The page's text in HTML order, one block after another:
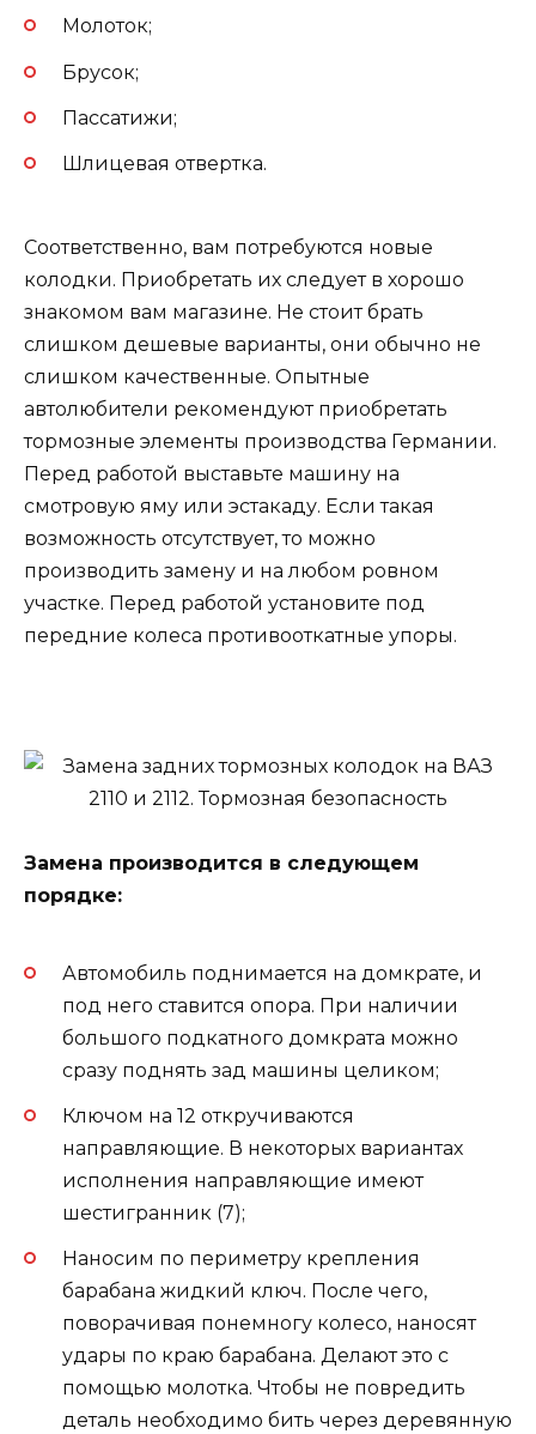
Молоток;
Брусок;
Пассатижи;
Шлицевая отвертка.
Соответственно, вам потребуются новые
колодки. Приобретать их следует в хорошо
знакомом вам магазине. Не стоит брать
слишком дешевые варианты, они обычно не
слишком качественные. Опытные
автолюбители рекомендуют приобретать
тормозные элементы производства Германии.
Перед работой выставьте машину на
смотровую яму или эстакаду. Если такая
возможность отсутствует, то можно
производить замену и на любом ровном
участке. Перед работой установите под
передние колеса противооткатные упоры.
Замена производится в следующем
порядке:
Автомобиль поднимается на домкрате, и
под него ставится опора. При наличии
большого подкатного домкрата можно
сразу поднять зад машины целиком;
Ключом на 12 откручиваются
направляющие. В некоторых вариантах
исполнения направляющие имеют
шестигранник (7);
Наносим по периметру крепления
барабана жидкий ключ. После чего,
поворачивая понемногу колесо, наносят
удары по краю барабана. Делают это с
помощью молотка. Чтобы не повредить
деталь необходимо бить через деревянную